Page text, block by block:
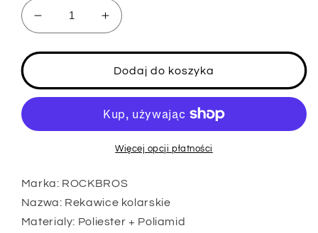
Zmniejsz
ilość
dla
ROCKBROS
Motocyklowe
zimowe
kolarskie
meskie
do
biegania
Zwiększ
ilość
dla
ROCKBROS
Motocyklowe
zimowe
rekawice
kolarskie
damskie
meskie
do
biegania
Dodaj do koszyka
Więcej opcji płatności
Marka: ROCKBROS
Nazwa: Rekawice kolarskie
Materialy: Poliester + Poliamid